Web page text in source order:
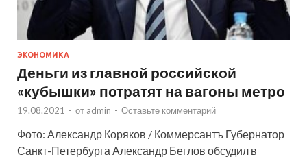
ЭКОНОМИКА
Деньги из главной российской
«кубышки» потратят на вагоны метро
19.08.2021 - от admin - Оставьте комментарий
Фото: Александр Коряков / Коммерсантъ Губернатор
Санкт-Петербурга Александр Беглов обсудил в